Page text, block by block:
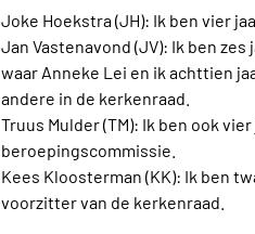
Joke Hoekstra (JH): Ik ben vier
Jan Vastenavond (JV): Ik ben
waar Anneke Lei en ik achttien
andere in de kerkenraad.
Truus Mulder (TM): Ik ben ook
beroepingscommissie.
Kees Kloosterman (KK): Ik ben
voorzitter van de kerkenraad.